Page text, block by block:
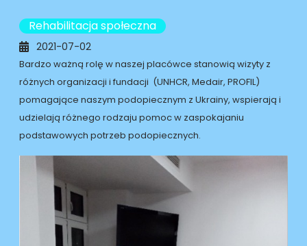
Rehabilitacja społeczna
2021-07-02
Bardzo ważną rolę w naszej placówce stanowią wizyty z
różnych organizacji i fundacji (UNHCR, Medair, PROFIL)
pomagające naszym podopiecznym z Ukrainy, wspierają i
udzielają różnego rodzaju pomoc w zaspokajaniu
podstawowych potrzeb podopiecznych.